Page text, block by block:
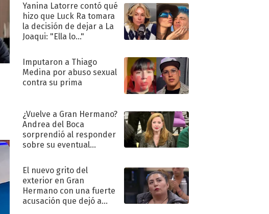
Yanina Latorre contó qué
hizo que Luck Ra tomara
la decisión de dejar a La
Joaqui: "Ella lo..."
Imputaron a Thiago
Medina por abuso sexual
contra su prima
¿Vuelve a Gran Hermano?
Andrea del Boca
sorprendió al responder
sobre su eventual
El nuevo grito del
exterior en Gran
Hermano con una fuerte
acusación que dejó a